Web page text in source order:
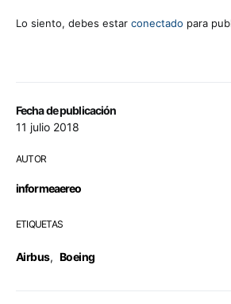
Fecha de publicación
11 julio 2018
AUTOR
informeaereo
ETIQUETAS
Airbus, Boeing
Lo siento, debes estar conectado para